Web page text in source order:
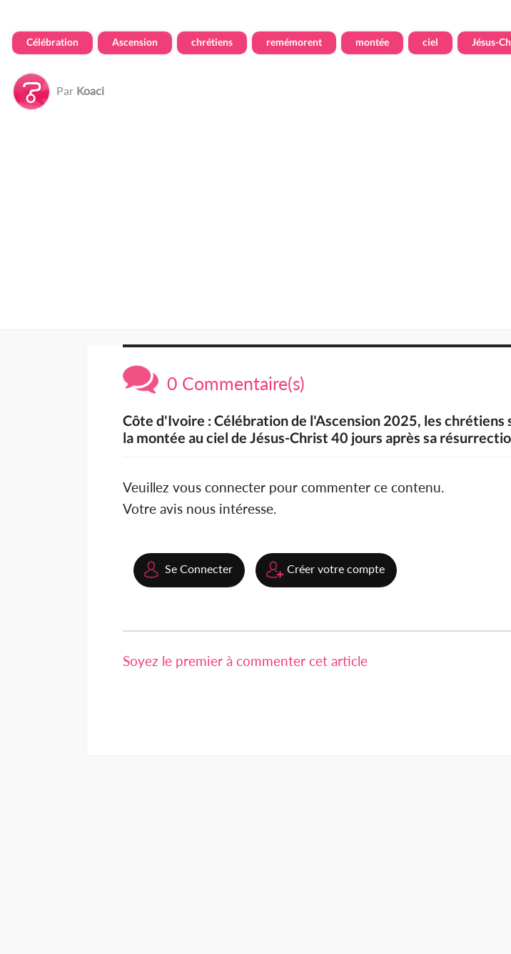
Célébration Ascension chrétiens remémorent montée ciel Jésus-
Par Koaci
0 Commentaire(s)
Côte d'Ivoire : Célébration de l'Ascension 2025, les chrétiens
la montée au ciel de Jésus-Christ 40 jours après sa
Veuillez vous connecter pour commenter ce contenu.
Votre avis nous intéresse.
Se Connecter Créer votre compte
Soyez le premier à commenter cet article